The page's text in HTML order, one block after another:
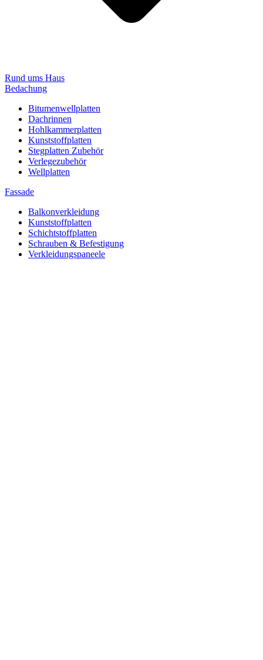
Rund ums Haus
Bedachung
Bitumenwellplatten
Dachrinnen
Hohlkammerplatten
Kunststoffplatten
Stegplatten Zubehör
Verlegezubehör
Wellplatten
Fassade
Balkonverkleidung
Kunststoffplatten
Schichtstoffplatten
Schrauben & Befestigung
Verkleidungspaneele